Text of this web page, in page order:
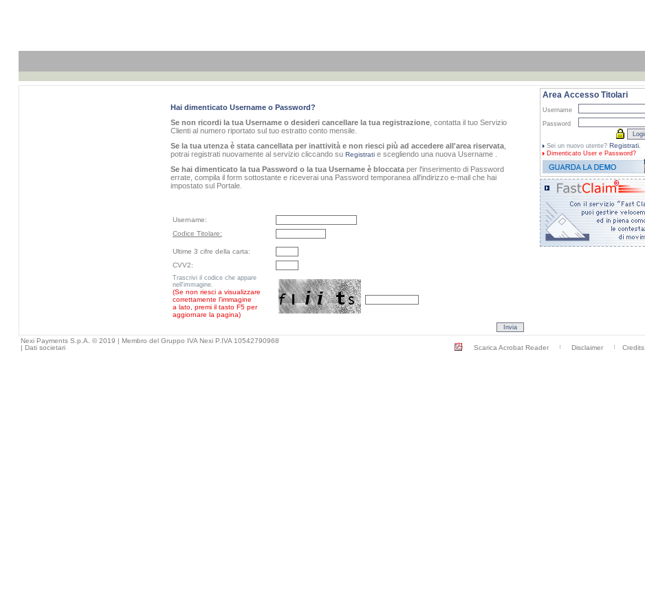
Hai dimenticato Username o Password?
Se non ricordi la tua Username o desideri cancellare la tua registrazione, contatta il tuo Servizio
Clienti al numero riportato sul tuo estratto conto mensile.
Se la tua utenza è stata cancellata per inattività e non riesci più ad accedere all'area riservata,
potrai registrati nuovamente al servizio cliccando su Registratie scegliendo una nuova Username .
Se hai dimenticato la tua Password o la tua Username è bloccataper l'inserimento di Password
errate, compila il form sottostante e riceverai una Password temporanea all'indirizzo e-mail che hai
impostato sul Portale.
Username:
Codice Titolare:
Ultime 3 cifre della carta:
CVV2:
Trascrivi il codice che appare
nell'immagine.
(Se non riesci a visualizzare
correttamente l'immagine
a lato, premi il tasto F5 per
aggiornare la pagina)
Area Accesso Titolari
Username
Password
Sei un nuovo utente? Registrati.
Dimenticato User e Password?
Nexi Payments S.p.A. © 2019 | Membro del Gruppo IVA Nexi P.IVA 10542790968
| Dati societari Scarica Acrobat Reader Disclaimer Credits